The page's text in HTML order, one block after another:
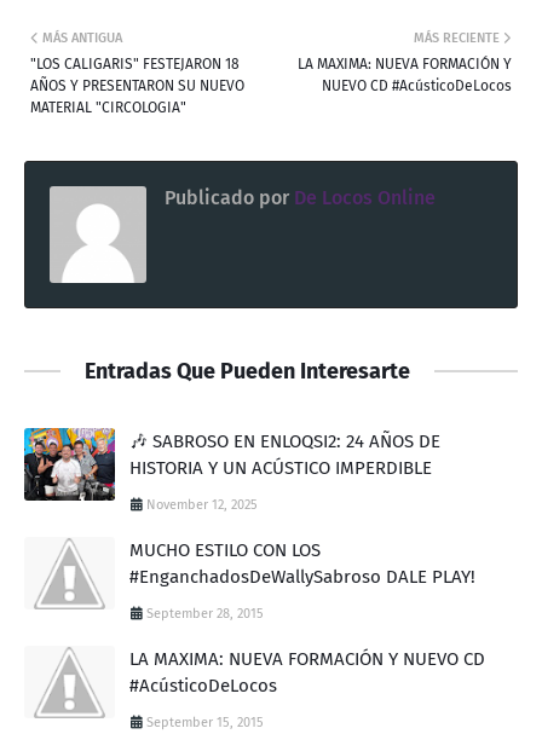
MÁS RECIENTE
LA MAXIMA: NUEVA FORMACIÓN Y
NUEVO CD #AcústicoDeLocos
MÁS ANTIGUA
"LOS CALIGARIS" FESTEJARON 18
AÑOS Y PRESENTARON SU NUEVO
MATERIAL "CIRCOLOGIA"
Publicado por De Locos Online
Entradas Que Pueden Interesarte
🎶 SABROSO EN ENLOQSI2: 24 AÑOS DE
HISTORIA Y UN ACÚSTICO IMPERDIBLE
November 12, 2025
MUCHO ESTILO CON LOS
#EnganchadosDeWallySabroso DALE PLAY!
September 28, 2015
LA MAXIMA: NUEVA FORMACIÓN Y NUEVO CD
#AcústicoDeLocos
September 15, 2015